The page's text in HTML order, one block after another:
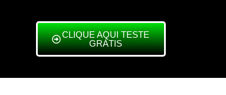
CLIQUE AQUI TESTE
GRÁTIS